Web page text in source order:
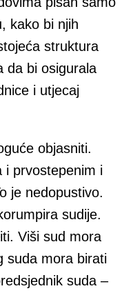
kako bi njih
struktura
da bi osigurala
i utjecaj
objasniti.
i prvostepenim i
je nedopustivo.
sudije.
Viši sud mora
suda mora birati
suda –